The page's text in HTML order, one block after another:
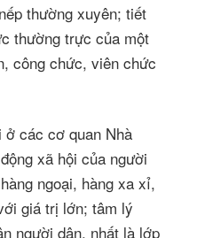
thường xuyên; tiết
thường trực của một
công chức, viên chức
ở các cơ quan Nhà
xã hội của người
ngoại, hàng xa xỉ,
giá trị lớn; tâm lý
người dân, nhất là lớp